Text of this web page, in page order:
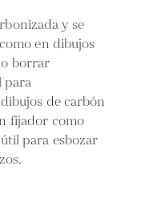
y se
en dibujos
borrar
para
de carbón
fijador como
para esbozar